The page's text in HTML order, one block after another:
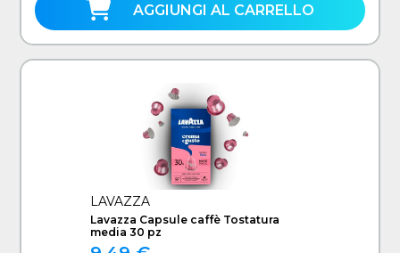
AGGIUNGI AL CARRELLO
LAVAZZA
Lavazza Capsule caffè Tostatura
media 30 pz